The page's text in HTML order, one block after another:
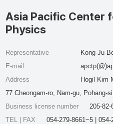
Asia Pacific Center
Physics
Representative
Kong-Ju-
E-mail
Address
Hogil Kim
77 Cheongam-ro, Nam-gu, Pohang-
Business license number
205-82-
TEL | FAX
054-279-8661~5 | 054-